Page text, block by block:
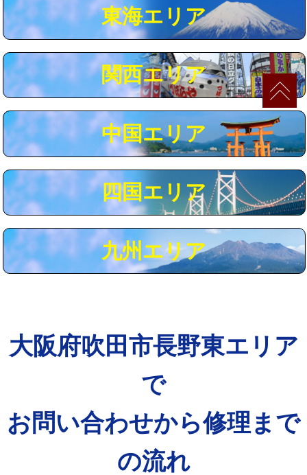
コンクリート斫り（厚さ10㎝まで） 27,500円
コンクリート斫り（厚さ10㎝超え） 38,500円
モルタル補修（厚さ10㎝まで） 27,500円
追加人工 16,500円
※給水管工事は20mmまでの価格です。
東海エリア
関西エリア
中国エリア
四国エリア
九州エリア
大阪府吹田市長野東エリア
で
お問い合わせから修理まで
の流れ